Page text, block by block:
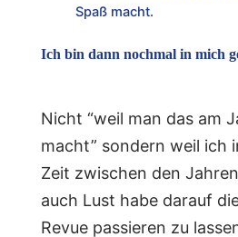
Spaß macht.
Ich bin dann nochmal in mich
Nicht “weil man das am
macht” sondern weil ich
Zeit zwischen den
auch Lust habe darauf
Revue passieren zu